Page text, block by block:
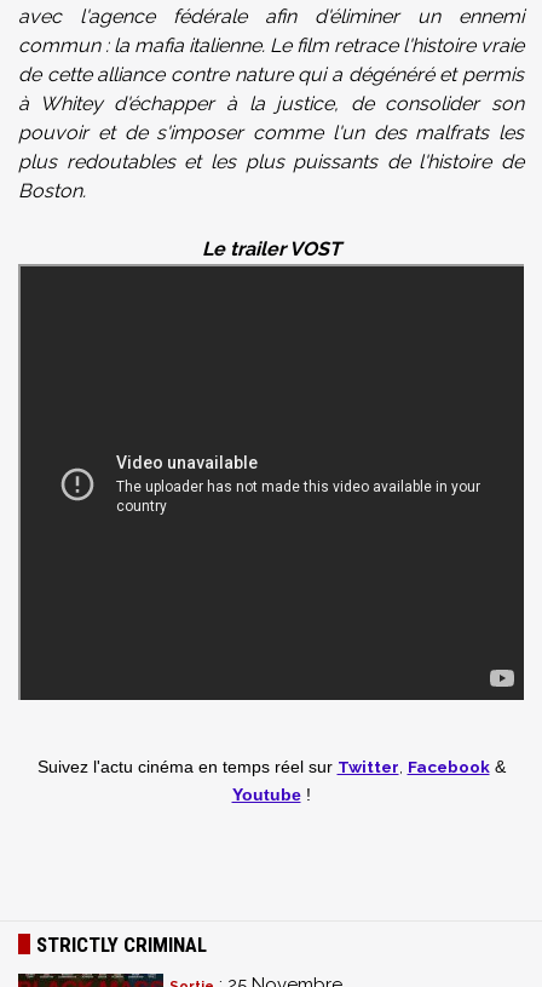
avec l'agence fédérale afin d'éliminer un ennemi
commun : la mafia italienne. Le film retrace l'histoire vraie
de cette alliance contre nature qui a dégénéré et permis
à Whitey d'échapper à la justice, de consolider son
pouvoir et de s'imposer comme l'un des malfrats les
plus redoutables et les plus puissants de l'histoire de
Boston.
Le trailer VOST
Suivez l'actu cinéma en temps réel sur Twitter Facebook&
Youtube!
STRICTLY CRIMINAL